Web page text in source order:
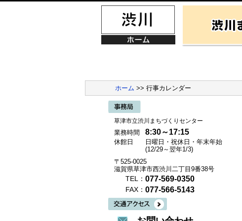
ホーム >> 行事カレンダー
草津市立渋川まちづくりセンター
業務時間 8:30～17:15
休館日
日曜日・祝休日・年末年始
(12/29～翌年1/3)
〒525-0025
滋賀県草津市西渋川二丁目9番38号
TEL： 077-569-0350
FAX： 077-566-5143